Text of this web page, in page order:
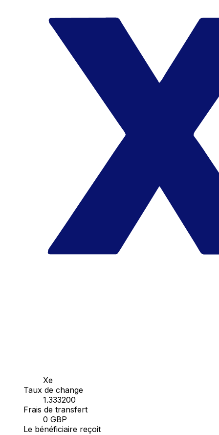
Xe
Taux de change
1.333200
Frais de transfert
0 GBP
Le bénéficiaire reçoit